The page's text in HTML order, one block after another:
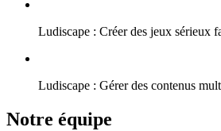
Ludiscape : Créer des jeux sérieux
Ludiscape : Gérer des contenus
Notre équipe